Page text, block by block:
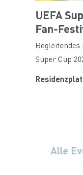
UEFA
Fan-
Begleitendes
Super Cup
Alle